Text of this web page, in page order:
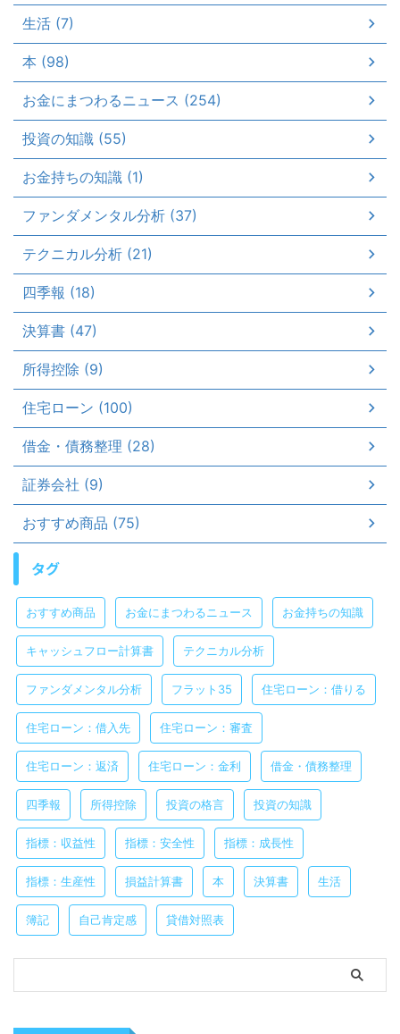
生活 (7)
本 (98)
お金にまつわるニュース (254)
投資の知識 (55)
お金持ちの知識 (1)
ファンダメンタル分析 (37)
テクニカル分析 (21)
四季報 (18)
決算書 (47)
所得控除 (9)
住宅ローン (100)
借金・債務整理 (28)
証券会社 (9)
おすすめ商品 (75)
タグ
おすすめ商品 お金にまつわるニュース お金持ちの知識
キャッシュフロー計算書 テクニカル分析
ファンダメンタル分析 フラット35 住宅ローン：借りる
住宅ローン：借入先 住宅ローン：審査
住宅ローン：返済 住宅ローン：金利 借金・債務整理
四季報 所得控除 投資の格言 投資の知識
指標：収益性 指標：安全性 指標：成長性
指標：生産性 損益計算書 本 決算書 生活
簿記 自己肯定感 貸借対照表